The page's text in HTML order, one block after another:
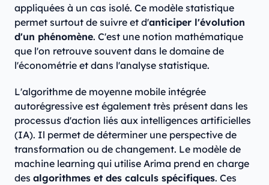
appliquées à un cas isolé. Ce modèle statistique
permet surtout de suivre et d'anticiper l'évolution
d'un phénomène. C'est une notion mathématique
que l'on retrouve souvent dans le domaine de
l'économétrie et dans l'analyse statistique.
L'algorithme de moyenne mobile intégrée
autorégressive est également très présent dans les
processus d'action liés aux intelligences artificielles
(IA). Il permet de déterminer une perspective de
transformation ou de changement. Le modèle de
machine learning qui utilise Arima prend en charge
des algorithmes et des calculs spécifiques. Ces